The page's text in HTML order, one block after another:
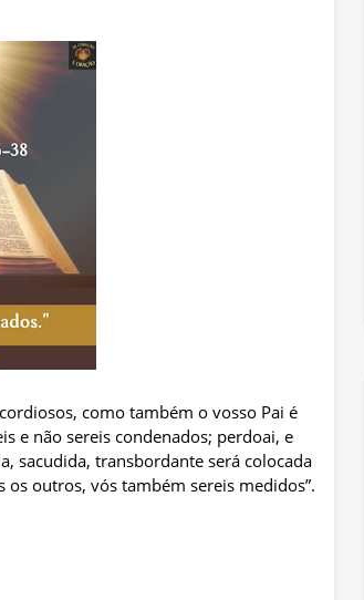
como também o vosso Pai é
e não sereis condenados; perdoai, e
sacudida, transbordante será colocada
outros, vós também sereis medidos”.